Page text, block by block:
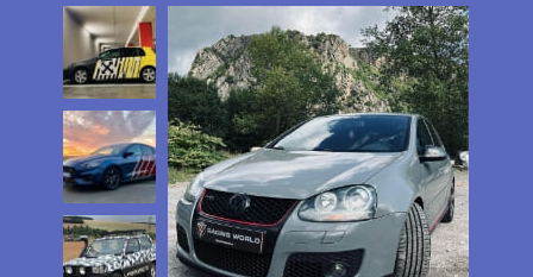
Land Rover
Ldv
Lexus
Ligier
Lincoln
Livan